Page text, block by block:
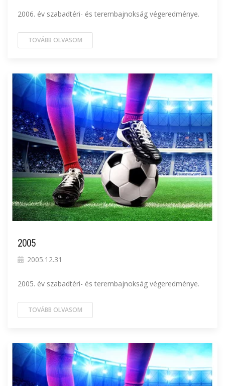
2006. év szabadtéri- és terembajnokság végeredménye.
TOVÁBB OLVASOM
2005
2005.12.31
2005. év szabadtéri- és terembajnokság végeredménye.
TOVÁBB OLVASOM